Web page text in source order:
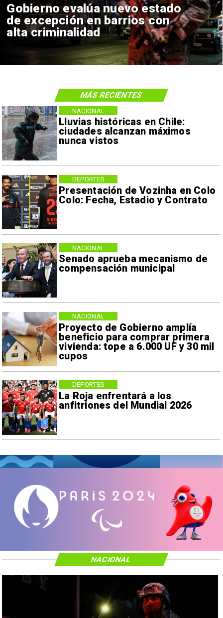
Gobierno evalúa nuevo estado
de excepción en barrios con
alta criminalidad
Lluvias históricas en Chile:
ciudades alcanzan máximos
nunca vistos
NACIONAL
Presentación de Vozinha en Colo
Colo: Fecha, Estadio y Contrato
DEPORTES
Senado aprueba mecanismo de
compensación municipal
NACIONAL
Proyecto de Gobierno amplía
beneficio para comprar primera
vivienda: tope a 6.000 UF y 30 mil
cupos
NACIONAL
La Roja enfrentará a los
anfitriones del Mundial 2026
DEPORTES
MÁS RECIENTES
NACIONAL